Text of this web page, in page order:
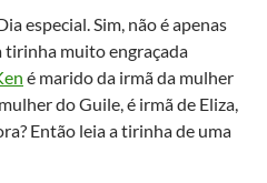
especial. Sim, não é apenas
tirinha muito engraçada
é marido da irmã da mulher
do Guile, é irmã de Eliza,
Então leia a tirinha de uma